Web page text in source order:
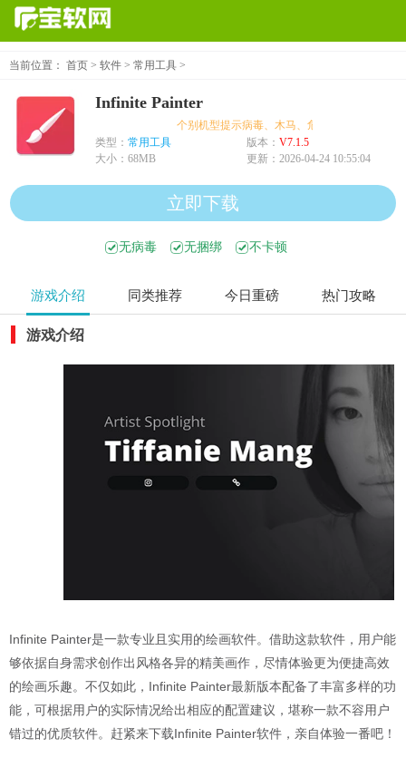
当前位置： 首页 > 软件 > 常用工具 >
Infinite Painter
个别机型提示病毒、木马、危险，均为误报可放心下
类型： 常用工具 版本： V7.1.5
大小： 68MB 更新： 2026-04-24 10:55:04
立即下载
无病毒 无捆绑 不卡顿
游戏介绍 同类推荐 今日重磅 热门攻略
游戏介绍
Infinite Painter是一款专业且实用的绘画软件。借助这款软件，用户能
够依据自身需求创作出风格各异的精美画作，尽情体验更为便捷高效
的绘画乐趣。不仅如此，Infinite Painter最新版本配备了丰富多样的功
能，可根据用户的实际情况给出相应的配置建议，堪称一款不容用户
错过的优质软件。赶紧来下载Infinite Painter软件，亲自体验一番吧！